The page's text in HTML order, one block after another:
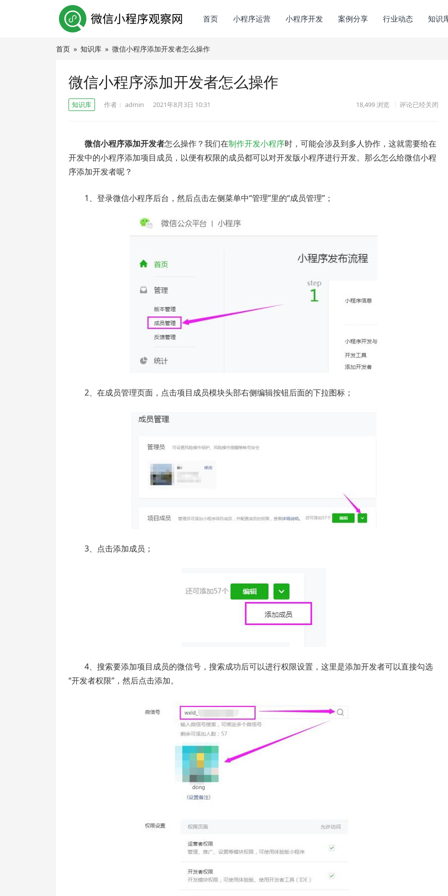
首页 小程序运营 小程序开发 案例分享 行业动态 知识
首页 » 知识库 » 微信小程序添加开发者怎么操作
微信小程序添加开发者怎么操作
知识库 作者： admin 2021年8月3日 10:31 18,499浏览 评论已经关闭
微信小程序添加开发者怎么操作？我们在制作开发小程序时，可能会涉及到多人协作，这就需要给在
开发中的小程序添加项目成员，以便有权限的成员都可以对开发版小程序进行开发。那么怎么给微信小程
序添加开发者呢？
1、登录微信小程序后台，然后点击左侧菜单中“管理”里的“成员管理”；
2、在成员管理页面，点击项目成员模块头部右侧编辑按钮后面的下拉图标；
3、点击添加成员；
4、搜索要添加项目成员的微信号，搜索成功后可以进行权限设置，这里是添加开发者可以直接勾选
“开发者权限”，然后点击添加。